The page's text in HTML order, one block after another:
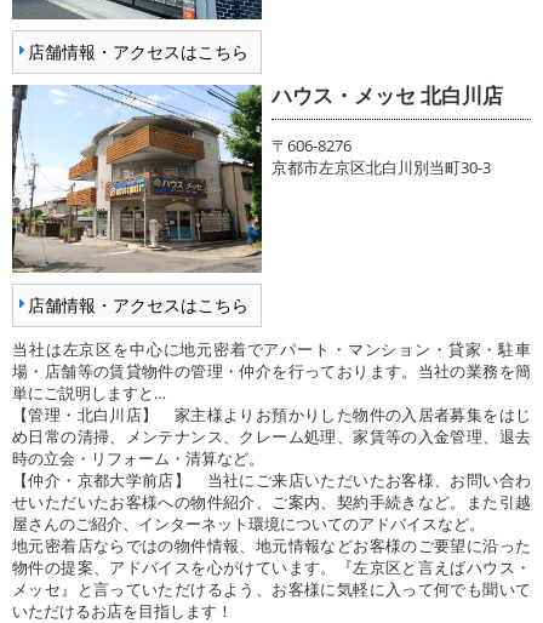
店舗情報・アクセスはこちら
店舗情報・アクセスはこちら
ハウス・メッセ 北白川店
〒606-8276
京都市左京区北白川別当町30-3
当社は左京区を中心に地元密着でアパート・マンション・貸家・駐車
場・店舗等の賃貸物件の管理・仲介を行っております。当社の業務を簡
単にご説明しますと…
【管理・北白川店】 家主様よりお預かりした物件の入居者募集をはじ
め日常の清掃、メンテナンス、クレーム処理、家賃等の入金管理、退去
時の立会・リフォーム・清算など。
【仲介・京都大学前店】 当社にご来店いただいたお客様、お問い合わ
せいただいたお客様への物件紹介、ご案内、契約手続きなど。また引越
屋さんのご紹介、インターネット環境についてのアドバイスなど。
地元密着店ならではの物件情報、地元情報などお客様のご要望に沿った
物件の提案、アドバイスを心がけています。『左京区と言えばハウス・
メッセ』と言っていただけるよう、お客様に気軽に入って何でも聞いて
いただけるお店を目指します！